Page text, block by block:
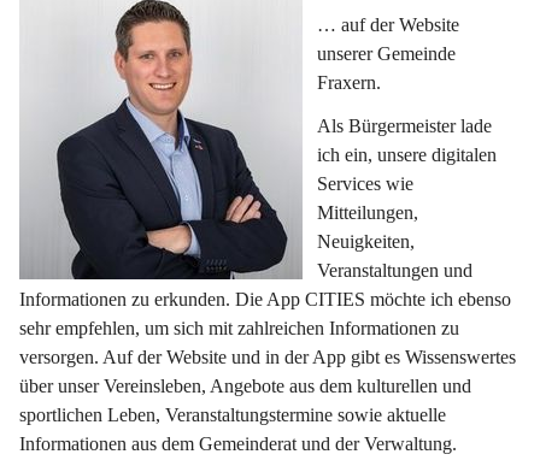
… auf der Website
unserer Gemeinde
Fraxern.
Als Bürgermeister lade
ich ein, unsere digitalen
Services wie
Mitteilungen,
Neuigkeiten,
Veranstaltungen und
Informationen zu erkunden. Die App CITIES möchte ich ebenso
sehr empfehlen, um sich mit zahlreichen Informationen zu
versorgen. Auf der Website und in der App gibt es Wissenswertes
über unser Vereinsleben, Angebote aus dem kulturellen und
sportlichen Leben, Veranstaltungstermine sowie aktuelle
Informationen aus dem Gemeinderat und der Verwaltung.